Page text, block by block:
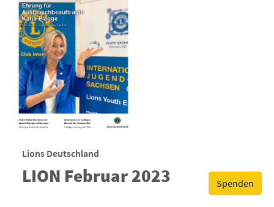
Spenden
Lions Deutschland
LION Februar 2023